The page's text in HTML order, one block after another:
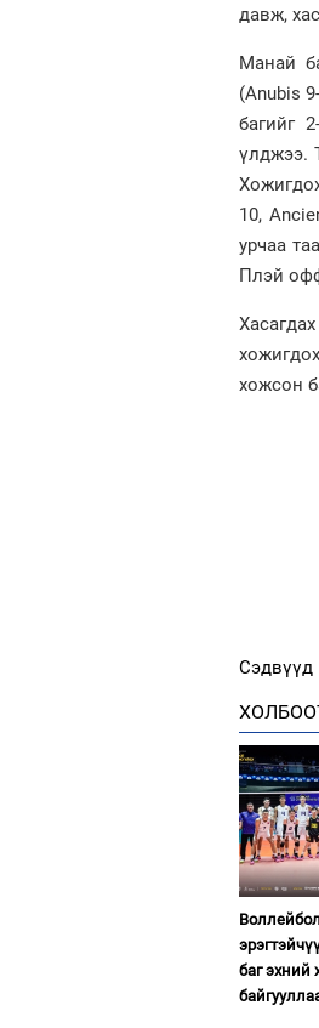
давж,
Манай
(Anubis
багийг
үлджээ.
10,
урчаа
Плэй
хожсон
Сэдвүүд
Воллейбол
баг эхний